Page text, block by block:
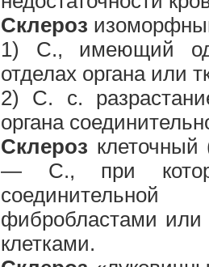
Склероз
1) С., имеющий
отделах органа или
2) С. с.
органа
Склероз
— С., при
фибробластами
клетками.